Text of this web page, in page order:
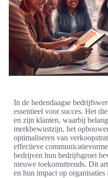
In de hedendaagse
essentieel voor succes. Het
en zijn klanten, waarbij
merkbewustzijn, het
optimaliseren van
effectieve
bedrijven hun bedrijfsgroei
nieuwe toekomsttrends. Dit
en hun impact op organisaties